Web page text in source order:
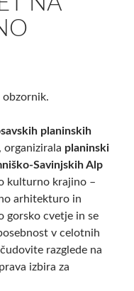
obzornik.
planinskih
planinski
Savinjskih Alp
kulturno krajino –
arhitekturo in
gorsko cvetje in se
v celotnih
razglede na
izbira za